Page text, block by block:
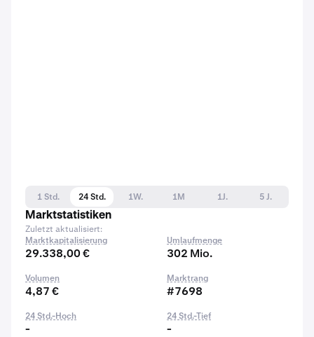
1 Std. 24 Std. 1W. 1M 1J.
5 J.
Marktstatistiken
Zuletzt aktualisiert:
Marktkapitalisierung
29.338,00 €
Umlaufmenge
302 Mio.
Volumen
4,87 €
Marktrang
#7698
24 Std.-Hoch
-
24 Std.-Tief
-